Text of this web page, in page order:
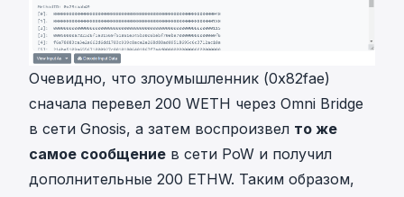
Очевидно, что злоумышленник (0x82fae)
сначала перевел 200 WETH через Omni Bridge
в сети Gnosis, а затем воспроизвел то же
самое сообщение в сети PoW и получил
дополнительные 200 ETHW. Таким образом,